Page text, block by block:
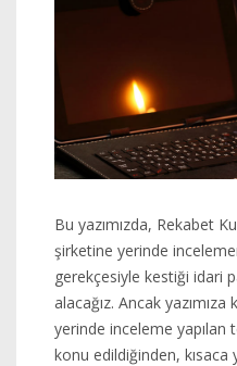
Bu yazımızda, Rekabet
şirketine yerinde
gerekçesiyle kestiği idari
alacağız. Ancak
yerinde inceleme yapılan
konu edildiğinden,